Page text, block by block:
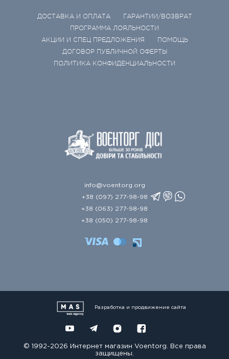
ДОСТАВКА И ОПЛАТА
ГАРАНТИИ/ВОЗВРАТ
ПРОГРАММА ЛОЯЛЬНОСТИ
АКЦИИ И СПЕЦ ПРЕДЛОЖЕНИЯ
ПОМОЩЬ
ДОГОВОР ПУБЛИЧНОЙ ОФЕРТЫ
ПОЛИТИКА КОНФИДЕНЦИАЛЬНОСТИ
info@voentorg.org
+38 (097) 277-98-98
+38 (063) 277-98-98
+38 (050) 277-98-98
© 1992-2026 Интернет магазин Voentorg. Все права
защищены.
Разработка и продвижение сайта